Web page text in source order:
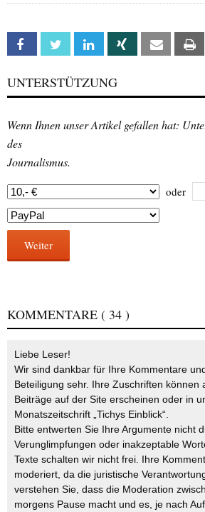
Facebook Twitter Linkedin Xing Email
UNTERSTÜTZUNG
Wenn Ihnen unser Artikel gefallen hat:
des
Journalismus.
oder
Weiter
KOMMENTARE ( 34 )
Liebe Leser!
Wir sind dankbar für Ihre Kommentare
Beteiligung sehr. Ihre Zuschriften können
Beiträge auf der Site erscheinen oder in
Monatszeitschrift „Tichys Einblick“.
Bitte entwerten Sie Ihre Argumente nicht
Verunglimpfungen oder inakzeptable
Texte schalten wir nicht frei. Ihre
moderiert, da die juristische
verstehen Sie, dass die Moderation
morgens Pause macht und es, je nach